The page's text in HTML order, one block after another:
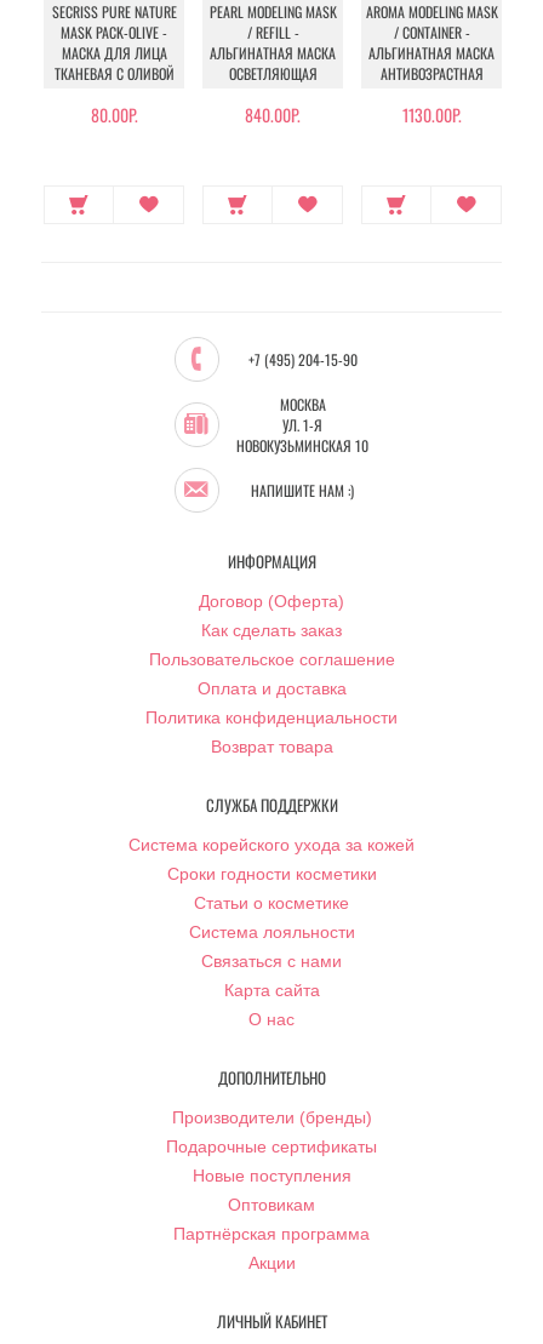
SECRISS PURE NATURE
MASK PACK-OLIVE -
МАСКА ДЛЯ ЛИЦА
ТКАНЕВАЯ С ОЛИВОЙ
80.00Р.
PEARL MODELING MASK
/ REFILL -
АЛЬГИНАТНАЯ МАСКА
ОСВЕТЛЯЮЩАЯ
840.00Р.
AROMA MODELING MASK
/ CONTAINER -
АЛЬГИНАТНАЯ МАСКА
АНТИВОЗРАСТНАЯ
1130.00Р.
+7 (495) 204-15-90
МОСКВА
УЛ. 1-Я
НОВОКУЗЬМИНСКАЯ 10
НАПИШИТЕ НАМ :)
ИНФОРМАЦИЯ
Договор (Оферта)
Как сделать заказ
Пользовательское соглашение
Оплата и доставка
Политика конфиденциальности
Возврат товара
СЛУЖБА ПОДДЕРЖКИ
Система корейского ухода за кожей
Сроки годности косметики
Статьи о косметике
Система лояльности
Связаться с нами
Карта сайта
О нас
ДОПОЛНИТЕЛЬНО
Производители (бренды)
Подарочные сертификаты
Новые поступления
Оптовикам
Партнёрская программа
Акции
ЛИЧНЫЙ КАБИНЕТ